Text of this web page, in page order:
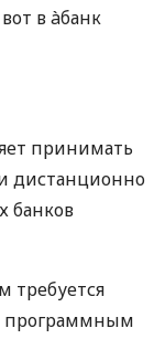
в àбанк
принимать
дистанционно
банков
требуется
программным